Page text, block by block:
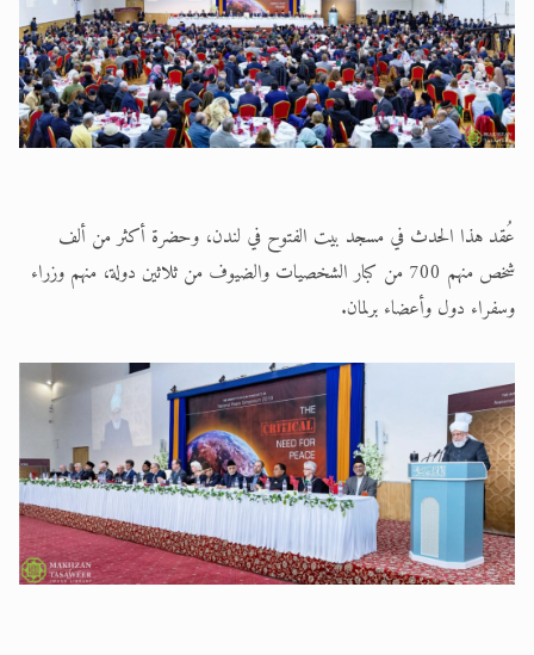
عُقد هذا الحدث في مسجد بيت الفتوح في لندن، وحضرة أكثر من ألف
شخص منهم 700 من كبار الشخصيات والضيوف من ثلاثين دولة، منهم وزراء
وسفراء دول وأعضاء برلمان.